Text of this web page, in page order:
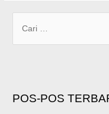
Musisi
Ciptakan
n
POS-POS